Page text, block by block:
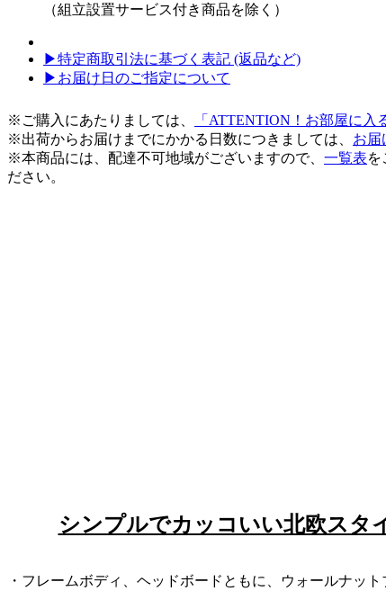
（組立設置サービス付き商品を除く）
▶特定商取引法に基づく表記 (返品など)
▶お届け日のご指定について
※ご購入にあたりましては、 「ATTENTION！お部屋に入
※出荷からお届けまでにかかる日数につきましては、 お届
※本商品には、配達不可地域がございますので、 一覧表を
ださい。
シンプルでカッコいい北欧スタ
・フレームボディ、ヘッドボードともに、ウォールナッ